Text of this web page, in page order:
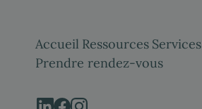
Accueil Ressources Services
Prendre rendez-vous